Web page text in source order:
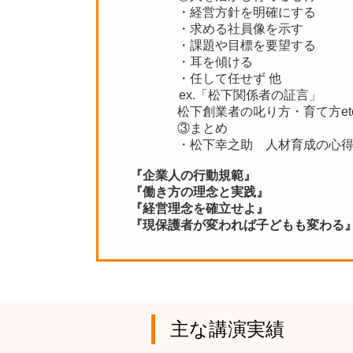
・経営方針を明確にする
・求める社員像を示す
・課題や目標を要望する
・耳を傾ける
・任して任せず 他
ex.「松下関係者の証言」
松下創業者の叱り方・育て方
③まとめ
・松下幸之助 人材育成の心
『企業人の行動規範』
『働き方の理念と実践』
『経営理念を確立せよ』
『現保護者が変われば子どもも変わる
主な講演実績